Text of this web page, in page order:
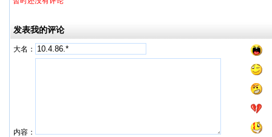
发表我的评论
大名：
内容：